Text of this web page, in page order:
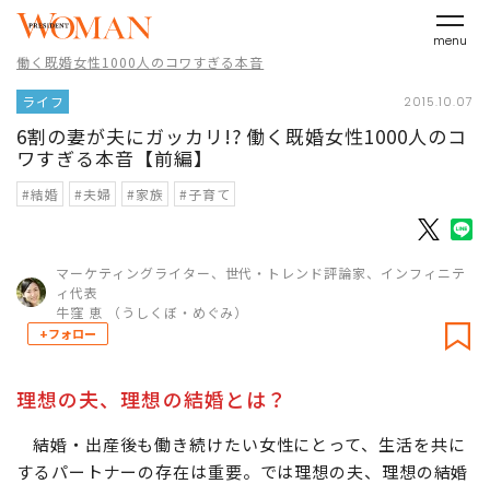
menu
働く既婚女性1000人のコワすぎる本音
ライフ 2015.10.07
6割の妻が夫にガッカリ!? 働く既婚女性1000人のコ
ワすぎる本音【前編】
#結婚 #夫婦 #家族 #子育て
マーケティングライター、世代・トレンド評論家、インフィニテ
ィ代表
牛窪 恵 （うしくぼ・めぐみ）
+フォロー
理想の夫、理想の結婚とは？
結婚・出産後も働き続けたい女性にとって、生活を共に
するパートナーの存在は重要。では理想の夫、理想の結婚